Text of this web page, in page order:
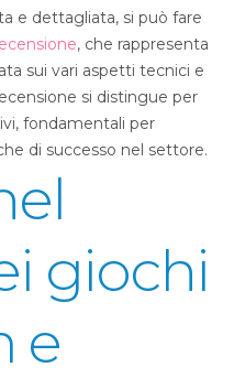
e dettagliata, si può fare
, che rappresenta
sui vari aspetti tecnici e
si distingue per
fondamentali per
di successo nel settore.
giochi
e